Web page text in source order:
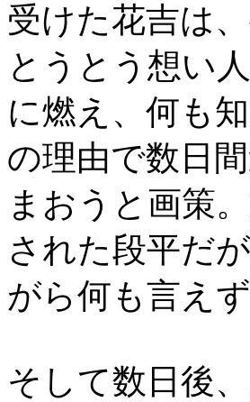
受けた花吉は
とうとう想い
に燃え、何も
の理由で数日
まおうと画策
された段平だ
がら何も言え
そして数日後